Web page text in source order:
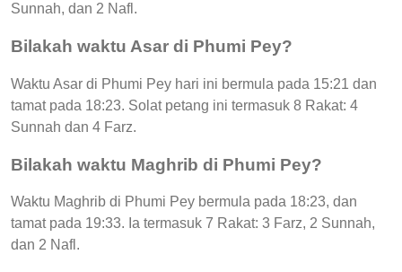
Sunnah, dan 2 Nafl.
Bilakah waktu Asar di Phumi Pey?
Waktu Asar di Phumi Pey hari ini bermula pada 15:21 dan
tamat pada 18:23. Solat petang ini termasuk 8 Rakat: 4
Sunnah dan 4 Farz.
Bilakah waktu Maghrib di Phumi Pey?
Waktu Maghrib di Phumi Pey bermula pada 18:23, dan
tamat pada 19:33. Ia termasuk 7 Rakat: 3 Farz, 2 Sunnah,
dan 2 Nafl.